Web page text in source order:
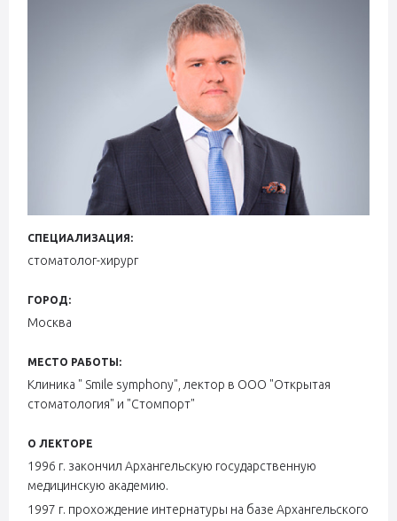
СПЕЦИАЛИЗАЦИЯ:
стоматолог-хирург
ГОРОД:
Москва
МЕСТО РАБОТЫ:
Клиника " Smile symphony", лектор в ООО "Открытая
стоматология" и "Стомпорт"
О ЛЕКТОРЕ
1996 г. закончил Архангельскую государственную
медицинскую академию.
1997 г. прохождение интернатуры на базе Архангельского